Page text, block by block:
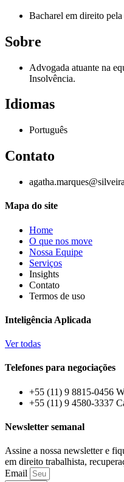
Bacharel em direito
Sobre
Advogada atuante na
Insolvência.
Idiomas
Português
Contato
Mapa do site
Home
O que nos move
Nossa Equipe
Serviços
Insights
Contato
Termos de uso
Inteligência Aplicada
Ver todas
Telefones para negociações
+55 (11) 9 8815-0456
+55 (11) 9 4580-3337
Newsletter semanal
Assine a nossa newsletter e
em direito trabalhista,
Email